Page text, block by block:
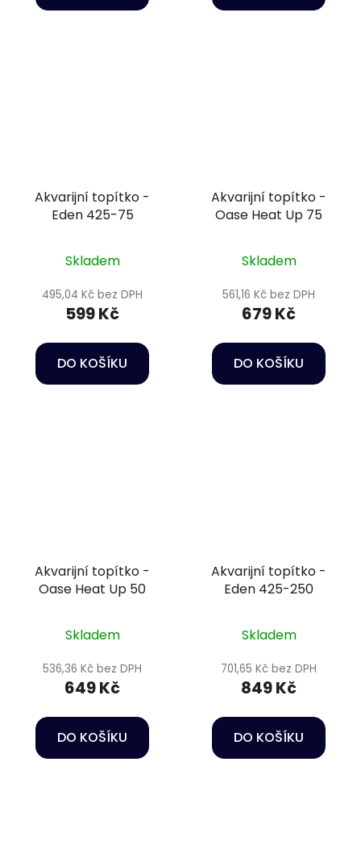
Akvarijní topítko -
Eden 425-75
Skladem
495,04 Kč bez DPH
599 Kč
DO KOŠÍKU
Akvarijní topítko -
Oase Heat Up 75
Skladem
561,16 Kč bez DPH
679 Kč
DO KOŠÍKU
Akvarijní topítko -
Oase Heat Up 50
Skladem
536,36 Kč bez DPH
649 Kč
DO KOŠÍKU
Akvarijní topítko -
Eden 425-250
Skladem
701,65 Kč bez DPH
849 Kč
DO KOŠÍKU